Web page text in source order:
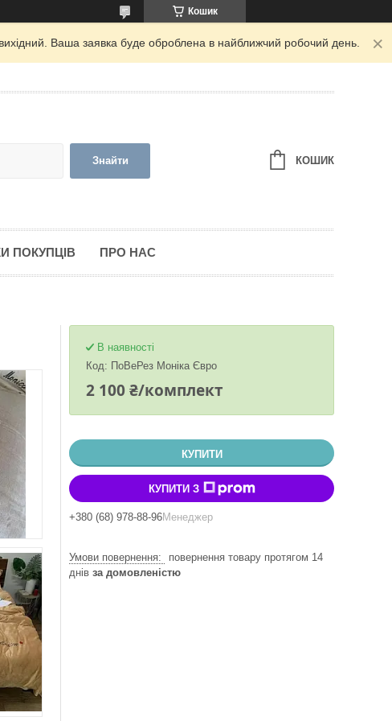
Кошик
Ваша заявка буде оброблена в найближчий робочий день.
Знайти КОШИК
ПОКУПЦІВ ПРО НАС
В наявності
Код: ПоВеРез Моніка Євро
2 100 ₴/комплект
КУПИТИ
КУПИТИ З
+380 (68) 978-88-96Менеджер
повернення товару протягом 14
днів за домовленістю